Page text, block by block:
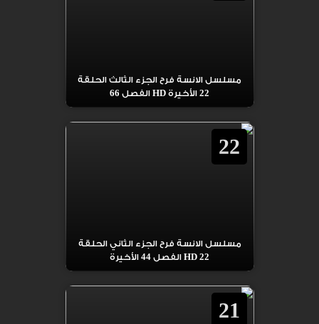
مسلسل الانسة فرح الجزء الثالث الحلقة
22 الأخيرة HD الفصل 66
22
مسلسل الانسة فرح الجزء الثاني الحلقة
22 HD الفصل 44 الأخيرة
21